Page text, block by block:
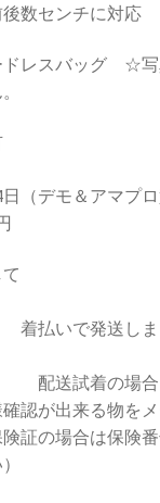
数センチに対応
ドレスバッグ ☆写
（デモ＆アマプ
発送しま
場合、新
認が出来る物を
証の場合は保険